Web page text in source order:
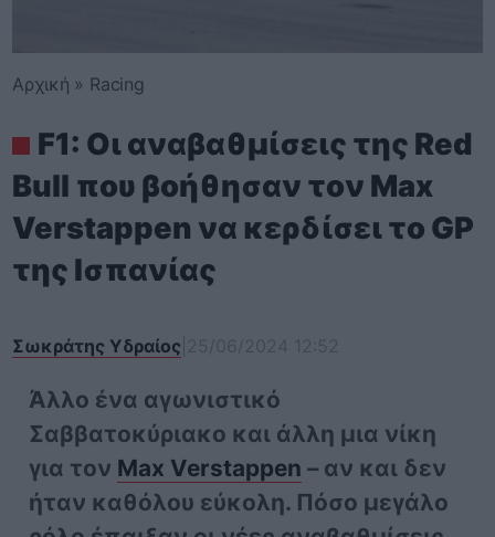
Αρχική » Racing
F1: Οι αναβαθμίσεις της Red
Bull που βοήθησαν τον Max
Verstappen να κερδίσει το GP
της Ισπανίας
Σωκράτης Υδραίος
Άλλο ένα αγωνιστικό
Σαββατοκύριακο και άλλη μια νίκη
για τον Max Verstappen – αν και δεν
ήταν καθόλου εύκολη. Πόσο μεγάλο